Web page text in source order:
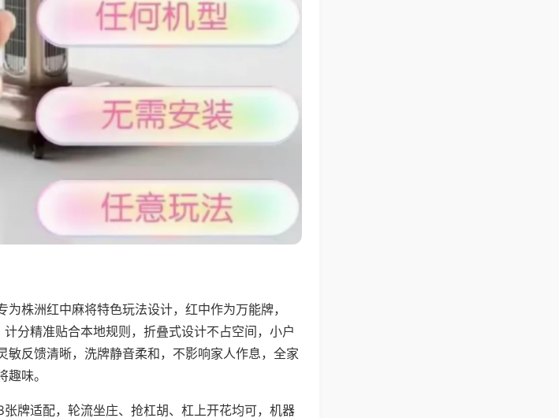
为株洲红中麻将特色玩法设计，红中作为万能牌，
分精准贴合本地规则，折叠式设计不占空间，小户
敏反馈清晰，洗牌静音柔和，不影响家人作息，全家
味。
牌适配，轮流坐庄、抢杠胡、杠上开花均可，机器